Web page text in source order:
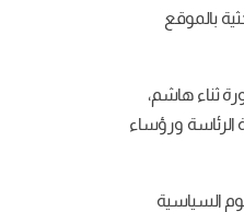
بالموقع
ومقدمة الكتاب بقلم دكتورة ثناء هاشم،
ورؤساء
السياسية